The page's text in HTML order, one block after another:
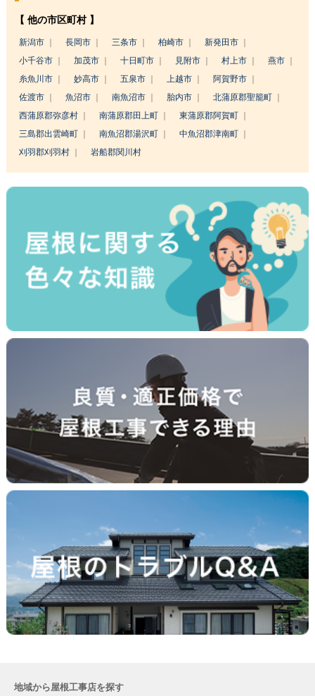
【 他の市区町村 】
新潟市 長岡市 三条市 柏崎市
新発田市
小千谷市
加茂市 十日町市 見附市 村上市
燕市
糸魚川市
妙高市 五泉市 上越市
阿賀野市
佐渡市
魚沼市 南魚沼市 胎内市
北蒲原郡聖籠町
西蒲原郡弥彦村
南蒲原郡田上町
東蒲原郡阿賀町
三島郡出雲崎町
南魚沼郡湯沢町
中魚沼郡津南町
刈羽郡刈羽村
岩船郡関川村
地域から屋根工事店を探す